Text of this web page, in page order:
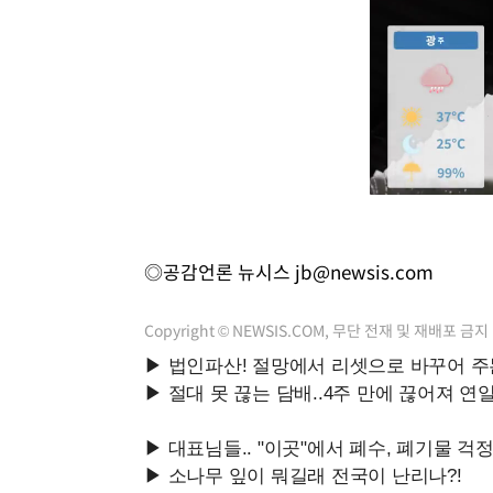
◎공감언론 뉴시스 jb@newsis.com
Copyright © NEWSIS.COM, 무단 전재 및 재배포 금지